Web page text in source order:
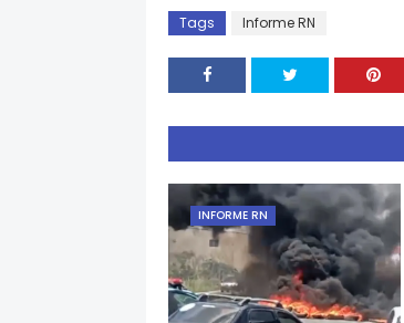
Tags Informe RN
INFORME RN